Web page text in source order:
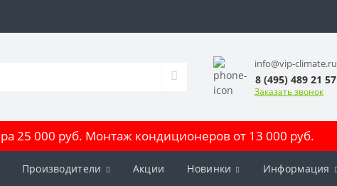
info@vip-climate.ru
8 (495) 489 21 57
Заказать звонок
25 000 руб. Монтаж кондиционеров от 13 000 руб.
Производители Акции Новинки Информация